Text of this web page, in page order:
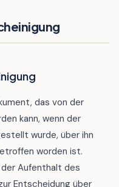
das von der
kann, wenn der
wurde, über ihn
worden ist.
Aufenthalt des
Entscheidung über